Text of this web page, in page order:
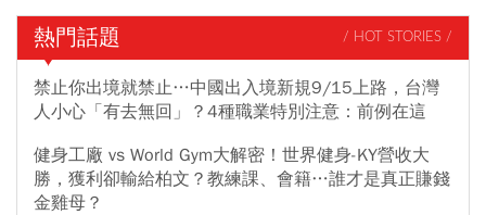
熱門話題 / HOT STORIES /
禁止你出境就禁止…中國出入境新規9/15上路，台灣
人小心「有去無回」？4種職業特別注意：前例在這
健身工廠 vs World Gym大解密！世界健身-KY營收大
勝，獲利卻輸給柏文？教練課、會籍…誰才是真正賺錢
金雞母？